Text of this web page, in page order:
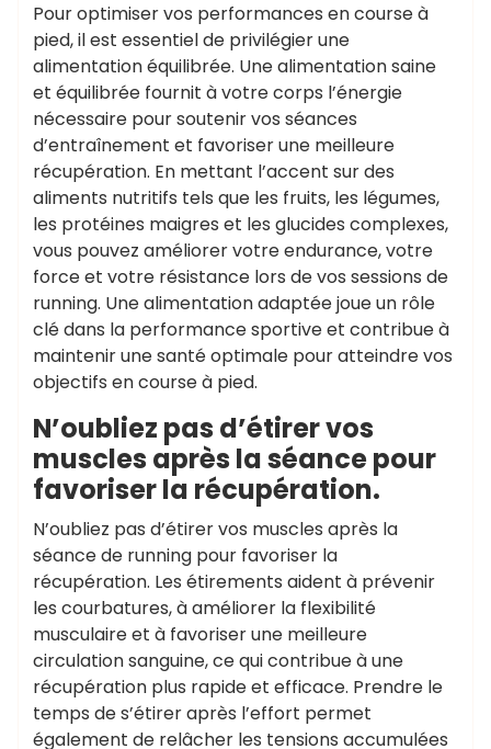
Pour optimiser vos performances en course à
pied, il est essentiel de privilégier une
alimentation équilibrée. Une alimentation saine
et équilibrée fournit à votre corps l’énergie
nécessaire pour soutenir vos séances
d’entraînement et favoriser une meilleure
récupération. En mettant l’accent sur des
aliments nutritifs tels que les fruits, les légumes,
les protéines maigres et les glucides complexes,
vous pouvez améliorer votre endurance, votre
force et votre résistance lors de vos sessions de
running. Une alimentation adaptée joue un rôle
clé dans la performance sportive et contribue à
maintenir une santé optimale pour atteindre vos
objectifs en course à pied.
N’oubliez pas d’étirer vos
muscles après la séance pour
favoriser la récupération.
N’oubliez pas d’étirer vos muscles après la
séance de running pour favoriser la
récupération. Les étirements aident à prévenir
les courbatures, à améliorer la flexibilité
musculaire et à favoriser une meilleure
circulation sanguine, ce qui contribue à une
récupération plus rapide et efficace. Prendre le
temps de s’étirer après l’effort permet
également de relâcher les tensions accumulées